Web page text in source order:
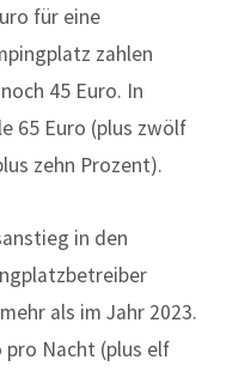
für eine
zahlen
45 Euro. In
65 Euro (plus zwölf
zehn Prozent).
in den
als im Jahr 2023.
pro Nacht (plus elf